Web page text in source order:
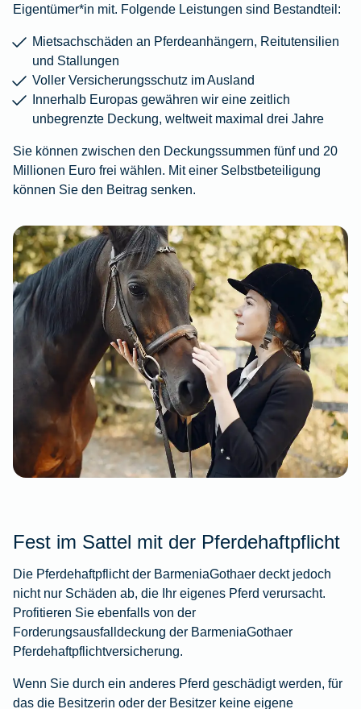
Eigentümer*in mit. Folgende Leistungen sind Bestandteil:
Mietsachschäden an Pferdeanhängern, Reitutensilien
und Stallungen
Voller Versicherungsschutz im Ausland
Innerhalb Europas gewähren wir eine zeitlich
unbegrenzte Deckung, weltweit maximal drei Jahre
Sie können zwischen den Deckungssummen fünf und 20
Millionen Euro frei wählen. Mit einer Selbstbeteiligung
können Sie den Beitrag senken.
Fest im Sattel mit der Pferdehaftpflicht
Die Pferdehaftpflicht der BarmeniaGothaer deckt jedoch
nicht nur Schäden ab, die Ihr eigenes Pferd verursacht.
Profitieren Sie ebenfalls von der
Forderungsausfalldeckung der BarmeniaGothaer
Pferdehaftpflichtversicherung.
Wenn Sie durch ein anderes Pferd geschädigt werden, für
das die Besitzerin oder der Besitzer keine eigene